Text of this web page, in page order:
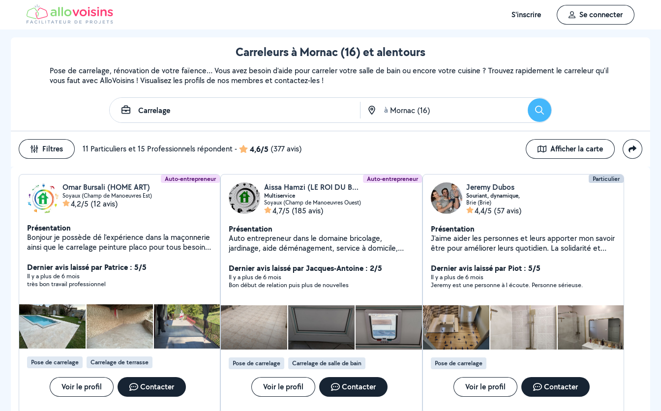
S'inscrire Se connecter
Carreleurs à Mornac (16) et alentours
Pose de carrelage, rénovation de votre faïence… Vous avez besoin d'aide pour carreler votre salle de bain ou encore votre cuisine ? Trouvez rapidement le carreleur qu'il
vous faut avec AlloVoisins ! Visualisez les profils de nos membres et contactez-les !
à Rechercher
Filtres 11 Particuliers et 15 Professionnels répondent- 4,6/5 (377 avis) Afficher la carte
Auto-entrepreneur
Omar Bursali (HOME ART)
Soyaux (Champ de Manoeuvres Est)
4,2/5 (12 avis)
Présentation
Bonjour je possède dé l'expérience dans la maçonnerie
ainsi que le carrelage peinture placo pour tous besoins
aussi un camion avec une pour répondre aux maximum
au besoin.
Dernier avis laissé par Patrice : 5/5
Il y a plus de 6 mois
très bon travail professionnel
Pose de carrelage Carrelage de terrasse
Voir le profil Contacter
Auto-entrepreneur
Aissa Hamzi (LE ROI DU BRICOLAGE)
Multiservice
Soyaux (Champ de Manoeuvres Ouest)
4,7/5 (185 avis)
Présentation
Auto entrepreneur dans le domaine bricolage,
jardinage, aide déménagement, service à domicile,
travaux.(petits travaux de maçonnerie, terrassement,
Dernier avis laissé par Jacques-Antoine : 2/5
Il y a plus de 6 mois
Bon début de relation puis plus de nouvelles
Pose de carrelage Carrelage de salle de bain
Voir le profil Contacter
Particulier
Jeremy Dubos
Souriant, dynamique,
Brie (Brie)
4,4/5 (57 avis)
Présentation
J'aime aider les personnes et leurs apporter mon savoir
être pour améliorer leurs quotidien. La solidarité et
Dernier avis laissé par Piot : 5/5
Il y a plus de 6 mois
Jeremy est une personne à l écoute. Personne sérieuse.
Pose de carrelage
Voir le profil Contacter